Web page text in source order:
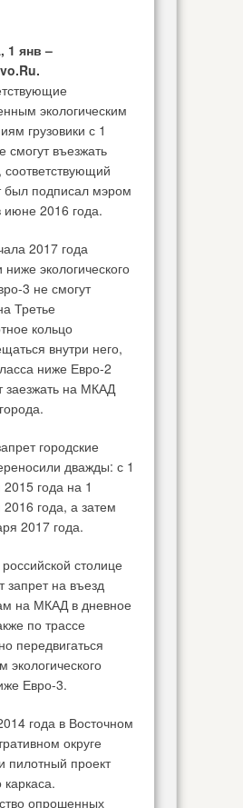
янв –
экологическим
грузовики с 1
смогут въезжать
соответствующий
был подписал мэром
июне 2016 года.
2017 года
ниже экологического
3 не смогут
Третье
кольцо
внутри него,
ниже Евро-2
заезжать на МКАД
городские
дважды: с 1
года на 1
2016 года, а затем
2017 года.
столице
запрет на въезд
на МКАД в дневное
по трассе
передвигаться
экологического
Евро-3.
года в Восточном
округе
пилотный проект
каркаса.
опрошенных